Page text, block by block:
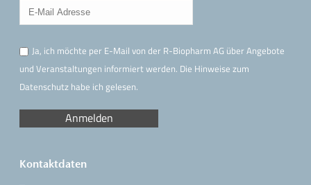
Ja, ich möchte per E-Mail von der R-Biopharm AG über Angebote
und Veranstaltungen informiert werden. Die Hinweisezum
Datenschutz habe ich gelesen.
Kontaktdaten